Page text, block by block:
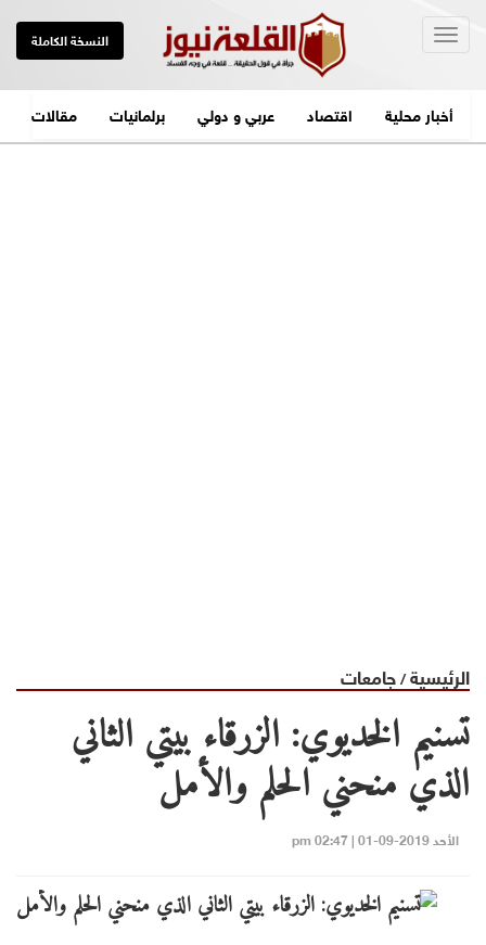
النسخة الكاملة
أخبار محلية اقتصاد عربي و دولي برلمانيات مقالات
الرئيسية/جامعات
تسنيم الخديوي: الزرقاء بيتي الثاني
الذي منحني الحلم والأمل
الأحد 2019-09-01 | 02:47 pm